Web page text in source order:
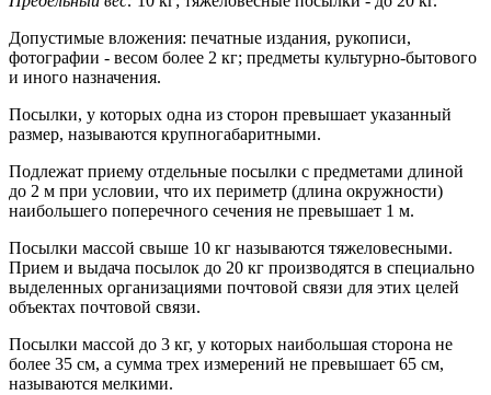
Допустимые вложения: печатные издания, рукописи,
фотографии - весом более 2 кг; предметы культурно-бытового
и иного назначения.
Посылки, у которых одна из сторон превышает указанный
размер, называются крупногабаритными.
Подлежат приему отдельные посылки с предметами длиной
до 2 м при условии, что их периметр (длина окружности)
наибольшего поперечного сечения не превышает 1 м.
Посылки массой свыше 10 кг называются тяжеловесными.
Прием и выдача посылок до 20 кг производятся в специально
выделенных организациями почтовой связи для этих целей
объектах почтовой связи.
Посылки массой до 3 кг, у которых наибольшая сторона не
более 35 см, а сумма трех измерений не превышает 65 см,
называются мелкими.